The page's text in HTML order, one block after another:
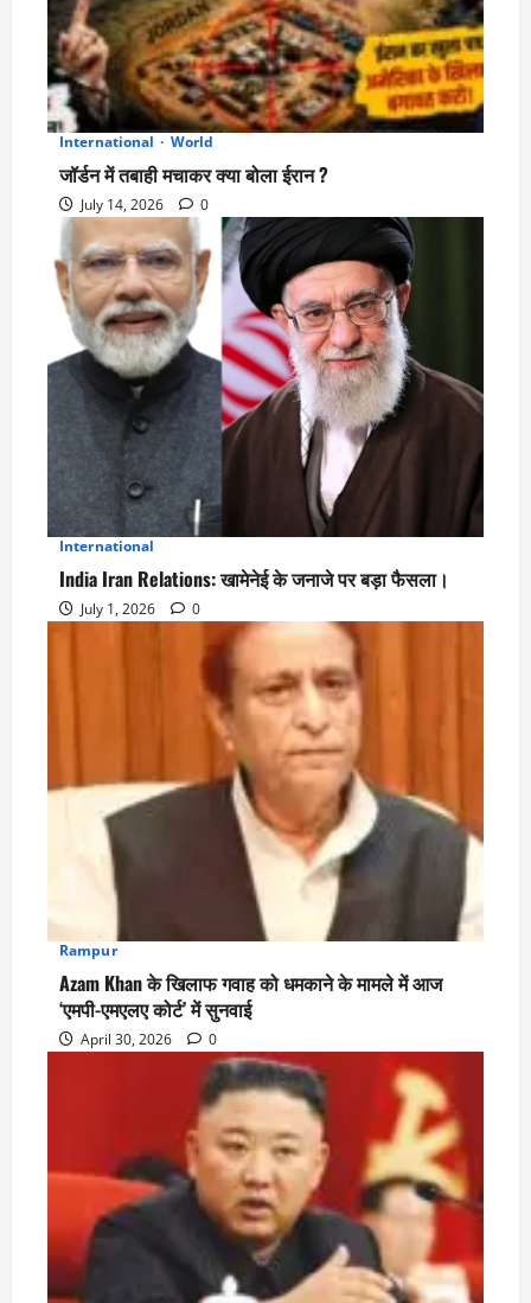
International World
जॉर्डन में तबाही मचाकर क्या बोला ईरान ?
July 14, 2026 0
International
India Iran Relations: खामेनेई के जनाजे पर बड़ा फैसला।
July 1, 2026 0
Rampur
Azam Khan के खिलाफ गवाह को धमकाने के मामले में आज
‘एमपी-एमएलए कोर्ट’ में सुनवाई
April 30, 2026 0